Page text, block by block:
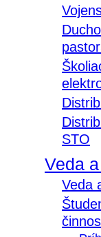
STO
Veda
Veda